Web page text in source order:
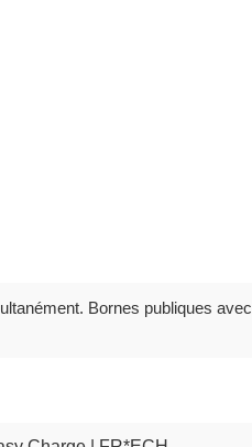
Bornes publiques